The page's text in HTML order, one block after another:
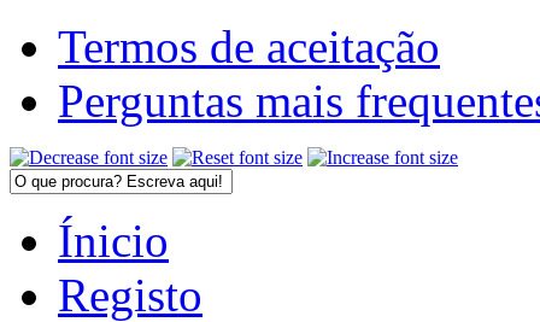
Termos de aceitação
Perguntas mais
Ínicio
Registo